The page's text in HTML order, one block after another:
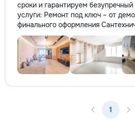
сроки и гарантируем
услуги: Ремонт под ключ – от
финального оформления
1